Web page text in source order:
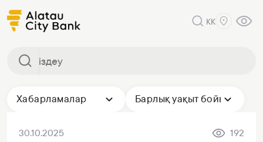
KK
Хабарламалар Барлық уақыт бойы
30.10.2025 192